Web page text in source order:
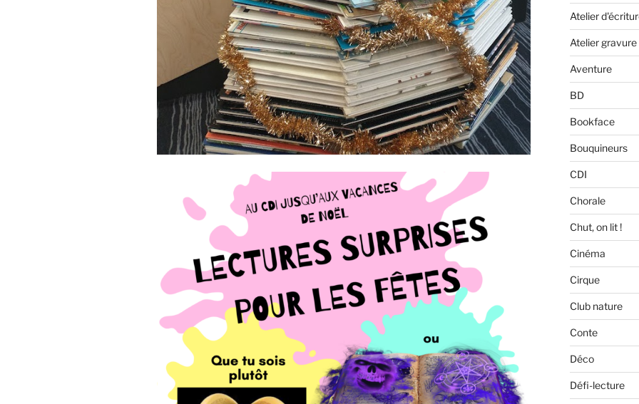
Atelier
Atelier gravure
Aventure
BD
Bookface
Bouquineurs
CDI
Chorale
Chut, on lit !
Cinéma
Cirque
Club nature
Conte
Déco
Défi-lecture